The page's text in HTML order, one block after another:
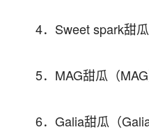
4．Sweet spark甜
5．MAG甜瓜（MAG
6．Galia甜瓜（Galia